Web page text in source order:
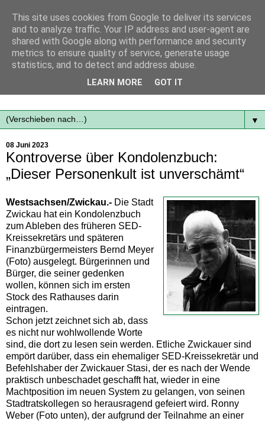
Mit frischen Themen aus der Region immer auf dem
▼
08 Juni 2023
Kontroverse über Kondolenzbuch:
„Dieser Personenkult ist unverschämt“
Westsachsen/Zwickau.- Die Stadt
Zwickau hat ein Kondolenzbuch
zum Ableben des früheren SED-
Kreissekretärs und späteren
Finanzbürgermeisters Bernd Meyer
(Foto) ausgelegt. Bürgerinnen und
Bürger, die seiner gedenken
wollen, können sich im ersten
Stock des Rathauses darin
eintragen.
Schon jetzt zeichnet sich ab, dass
es nicht nur wohlwollende Worte
sind, die dort zu lesen sein werden. Etliche Zwickauer sind
empört darüber, dass ein ehemaliger SED-Kreissekretär und
Befehlshaber der Zwickauer Stasi, der es nach der Wende
praktisch unbeschadet geschafft hat, wieder in eine
Machtposition im neuen System zu gelangen, von seinen
Stadtratskollegen so herausragend gefeiert wird. Ronny
Weber (Foto unten), der aufgrund der Teilnahme an einer
This site uses cookies from Google to deliver its services
and to analyze traffic. Your IP address and user-agent are
shared with Google along with performance and security
metrics to ensure quality of service, generate usage
statistics, and to detect and address abuse.
LEARN MORE GOT IT